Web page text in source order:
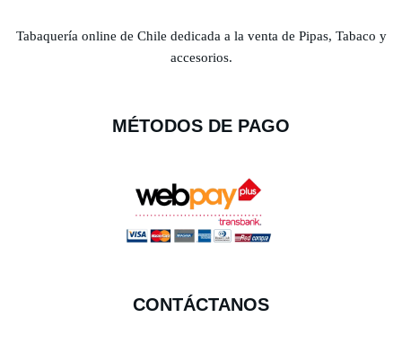
Tabaquería online de Chile dedicada a la venta de Pipas, Tabaco y
accesorios.
MÉTODOS DE PAGO
CONTÁCTANOS